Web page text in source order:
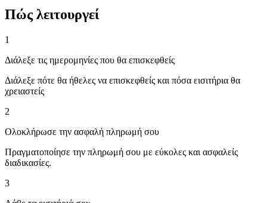
Πώς λειτουργεί
1
Διάλεξε τις ημερομηνίες που θα επισκεφθείς
Διάλεξε πότε θα ήθελες να επισκεφθείς και πόσα εισιτήρια θα
χρειαστείς
2
Ολοκλήρωσε την ασφαλή πληρωμή σου
Πραγματοποίησε την πληρωμή σου με εύκολες και ασφαλείς
διαδικασίες.
3